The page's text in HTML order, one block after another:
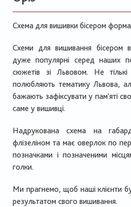
Схема для вишивки бісером
Схеми для вишивання бісером
дуже популярні серед наших
сюжетів зі Львовом. Не тількі
полюбляють тематику Львова,
бажають зафіксувати у пам'яті
саме у вишивці.
Надрукована схема на
флізеліном та має оверлок по
позначками і позначеними
голки.
Ми прагнемо, щоб наші клієнти
результатом свого вишивання.